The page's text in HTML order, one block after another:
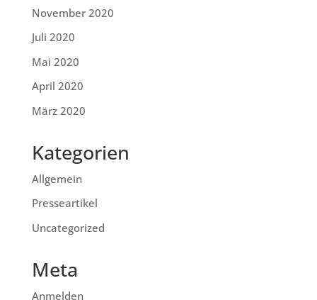
November 2020
Juli 2020
Mai 2020
April 2020
März 2020
Kategorien
Allgemein
Presseartikel
Uncategorized
Meta
Anmelden